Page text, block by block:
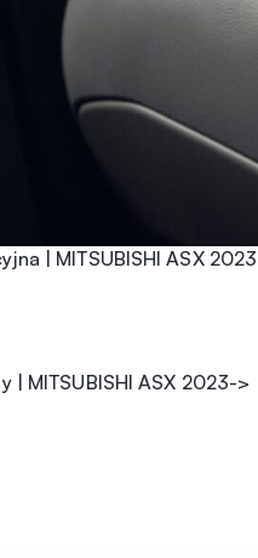
| MITSUBISHI ASX
| MITSUBISHI ASX 2023->